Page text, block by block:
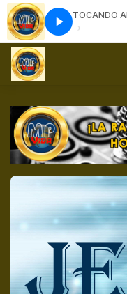
TOCANDO
- Yo Te Alabo